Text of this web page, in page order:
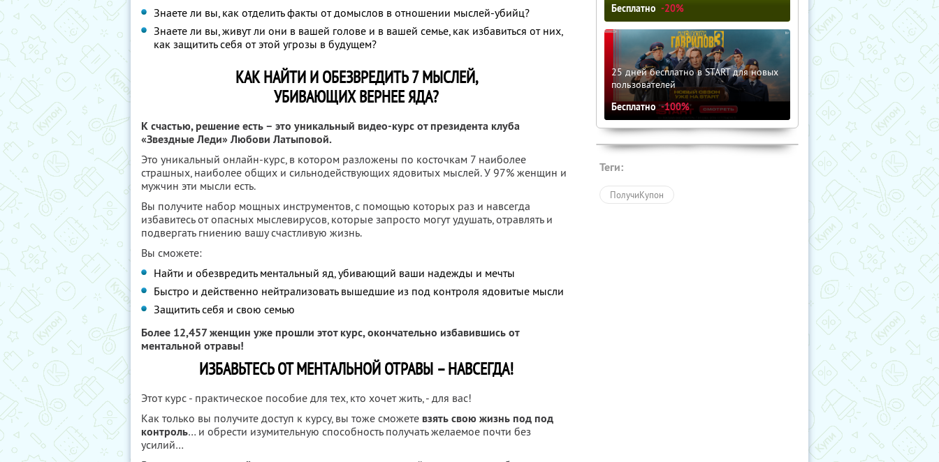
Знаете ли вы, как отделить факты от домыслов в отношении мыслей-убийц?
Знаете ли вы, живут ли они в вашей голове и в вашей семье, как избавиться от них,
как защитить себя от этой угрозы в будущем?
КАК НАЙТИ И ОБЕЗВРЕДИТЬ 7 МЫСЛЕЙ,
УБИВАЮЩИХ ВЕРНЕЕ ЯДА?
К счастью, решение есть – это уникальный видео-курс от президента клуба
«Звездные Леди» Любови Латыповой.
Это уникальный онлайн-курс, в котором разложены по косточкам 7 наиболее
страшных, наиболее общих и сильнодействующих ядовитых мыслей. У 97% женщин и
мужчин эти мысли есть.
Вы получите набор мощных инструментов, с помощью которых раз и навсегда
избавитесь от опасных мыслевирусов, которые запросто могут удушать, отравлять и
подвергать гниению вашу счастливую жизнь.
Вы сможете:
Найти и обезвредить ментальный яд, убивающий ваши надежды и мечты
Быстро и действенно нейтрализовать вышедшие из под контроля ядовитые мысли
Защитить себя и свою семью
Более 12,457 женщин уже прошли этот курс, окончательно избавившись от
ментальной отравы!
ИЗБАВЬТЕСЬ ОТ МЕНТАЛЬНОЙ ОТРАВЫ – НАВСЕГДА!
Этот курс - практическое пособие для тех, кто хочет жить, - для вас!
Как только вы получите доступ к курсу, вы тоже сможете взять свою жизнь под под
контроль… и обрести изумительную способность получать желаемое почти без
усилий…
Бесплатно -20%
25 дней бесплатно в START для новых
пользователей
Бесплатно -100%
Теги:
ПолучиКупон